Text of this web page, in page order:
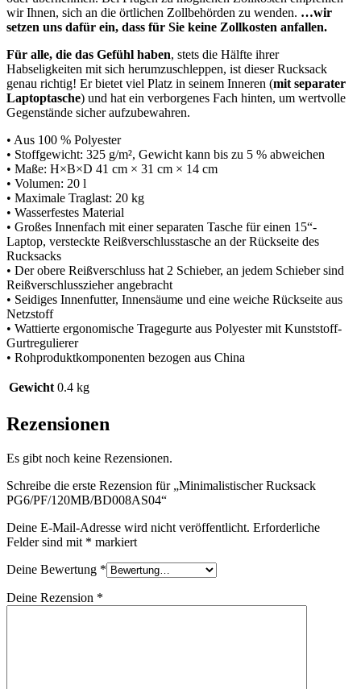
wir Ihnen, sich an die örtlichen Zollbehörden zu wenden. …wir
setzen uns dafür ein, dass für Sie keine Zollkosten anfallen.
Für alle, die das Gefühl haben, stets die Hälfte ihrer
Habseligkeiten mit sich herumzuschleppen, ist dieser Rucksack
genau richtig! Er bietet viel Platz in seinem Inneren (mit separater
Laptoptasche) und hat ein verborgenes Fach hinten, um wertvolle
Gegenstände sicher aufzubewahren.
• Aus 100 % Polyester
• Stoffgewicht: 325 g/m², Gewicht kann bis zu 5 % abweichen
• Maße: H×B×D 41 cm × 31 cm × 14 cm
• Volumen: 20 l
• Maximale Traglast: 20 kg
• Wasserfestes Material
• Großes Innenfach mit einer separaten Tasche für einen 15“-
Laptop, versteckte Reißverschlusstasche an der Rückseite des
Rucksacks
• Der obere Reißverschluss hat 2 Schieber, an jedem Schieber sind
Reißverschlusszieher angebracht
• Seidiges Innenfutter, Innensäume und eine weiche Rückseite aus
Netzstoff
• Wattierte ergonomische Tragegurte aus Polyester mit Kunststoff-
Gurtregulierer
• Rohproduktkomponenten bezogen aus China
Gewicht 0.4 kg
Rezensionen
Es gibt noch keine Rezensionen.
Schreibe die erste Rezension für „Minimalistischer Rucksack
PG6/PF/120MB/BD008AS04“
Deine E-Mail-Adresse wird nicht veröffentlicht. Erforderliche
Felder sind mit * markiert
Deine Bewertung *
Deine Rezension *